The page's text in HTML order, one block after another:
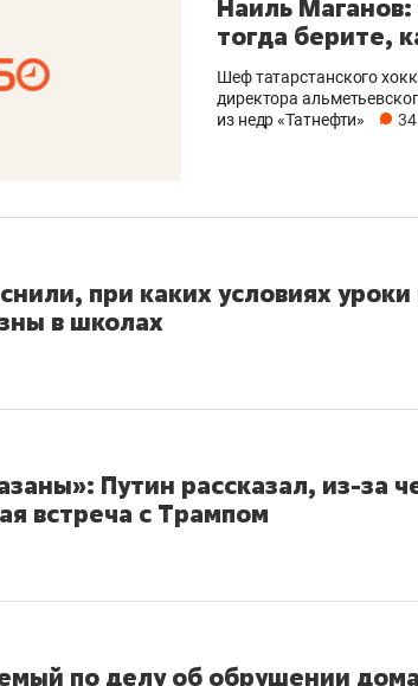
Наиль
тогда берите,
Шеф татарстанского
директора
из недр «Татнефти»
34
при каких условиях
в школах
Путин рассказал, из-за
встреча с Трампом
по делу об обрушении